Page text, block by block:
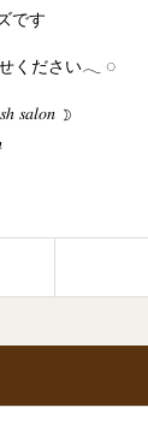
です
ください𓂃 ◌‬
𝑠𝑎𝑙𝑜𝑛 ☽